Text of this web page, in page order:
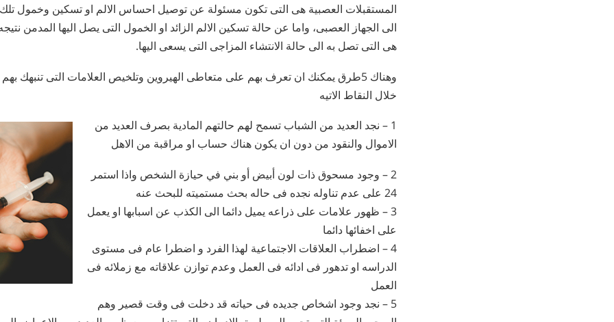
المستقبلات العصبية هى التى تكون مسئولة عن توصيل احساس الالم او تسكين وخمول
الى الجهاز العصبى، واما عن حالة تسكين الالم الزائد او الخمول التى يصل اليها المدمن
هى التى تصل به الى حالة الانتشاء المزاجى التى يسعى اليها.
وهناك 5طرق يمكنك ان تعرف بهم على متعاطى الهيروين وتلخيص العلامات التى تنبهك
خلال النقاط الاتيه
1 – نجد العديد من الشباب تسمح لهم حالتهم المادية بصرف العديد من
الاموال والنقود من دون ان يكون هناك حساب او مراقبة من الاهل
2 – وجود مسحوق ذات لون أبيض أو بني في حيازة الشخص واذا استمر
24 على عدم تناوله نجده فى حاله بحث مستميته للبحث عنه
3 – ظهور علامات على ذراعه يميل دائما الى الكذب عن اسبابها او يعمل
على اخفائها دائما
4 – اضطراب العلاقات الاجتماعية لهذا الفرد و اضطرا عام فى مستوى
الدراسه او تدهور فى ادائه فى العمل وعدم توازن علاقاته مع زملائه فى
العمل
5 – نجد وجود اشخاص جديده فى حياته قد دخلت فى وقت قصير وهم